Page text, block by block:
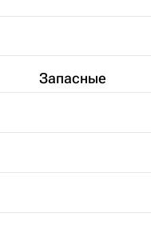
Запасные